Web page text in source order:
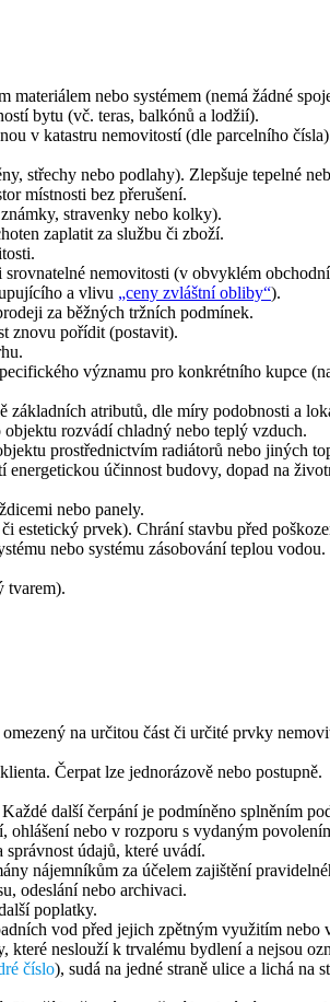
nebo systémem (nemá žádné
bytu (vč. teras, balkónů a lodžií).
v katastru nemovitostí (dle parcelního
střechy nebo podlahy). Zlepšuje tepelné
místnosti bez přerušení.
stravenky nebo kolky).
zaplatit za službu či zboží.
srovnatelné nemovitosti (v obvyklém
a vlivu „ceny zvláštní obliby“).
za běžných tržních podmínek.
znovu pořídit (postavit).
významu pro konkrétního kupce
atributů, dle míry podobnosti a
rozvádí chladný nebo teplý vzduch.
prostřednictvím radiátorů nebo jiných
energetickou účinnost budovy, dopad na
nebo panely.
estetický prvek). Chrání stavbu před
nebo systému zásobování teplou vodou.
tvarem).
na určitou část či určité prvky
Čerpat lze jednorázově nebo postupně.
další čerpání je podmíněno splněním
ohlášení nebo v rozporu s vydaným
údajů, které uvádí.
nájemníkům za účelem zajištění
odeslání nebo archivaci.
poplatky.
vod před jejich zpětným využitím
neslouží k trvalému bydlení a nejsou
číslo), sudá na jedné straně ulice a lichá na